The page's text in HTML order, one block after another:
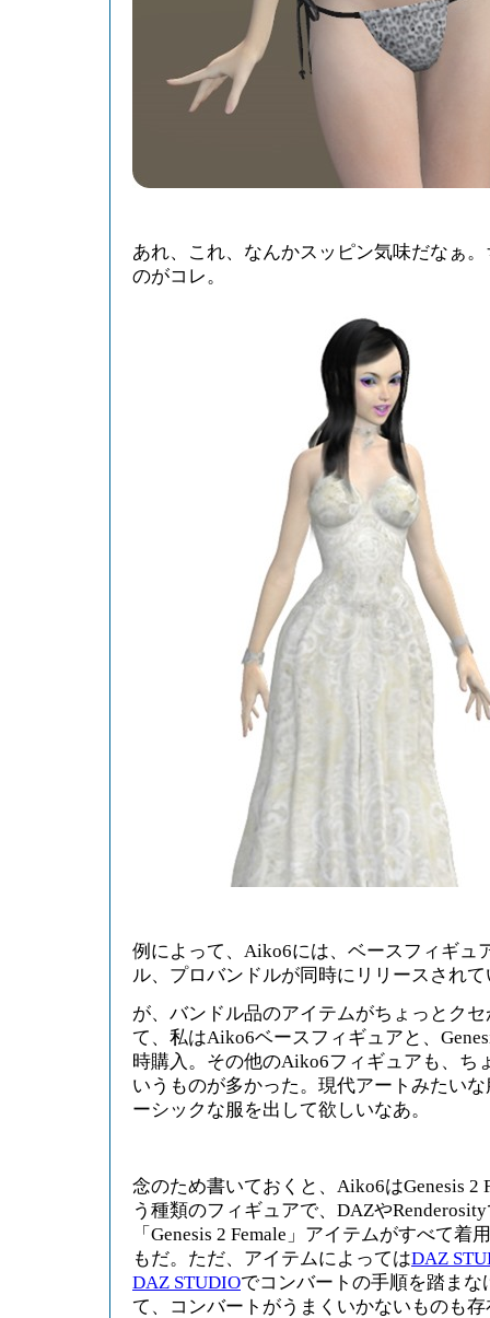
あれ、これ、なんかスッピン気味だなぁ
のがコレ。
例によって、Aiko6には、ベースフィギュ
ル、プロバンドルが同時にリリースされ
が、バンドル品のアイテムがちょっとク
て、私はAiko6ベースフィギュアと、
時購入。その他のAiko6フィギュアも、ち
いうものが多かった。現代アートみたい
ーシックな服を出して欲しいなあ。
念のため書いておくと、Aiko6はGenesis 2
う種類のフィギュアで、DAZや
「Genesis 2 Female」アイテムがすべて着
もだ。ただ、アイテムによってはDAZ
DAZ STUDIOでコンバートの手順を踏ま
て、コンバートがうまくいかないものも